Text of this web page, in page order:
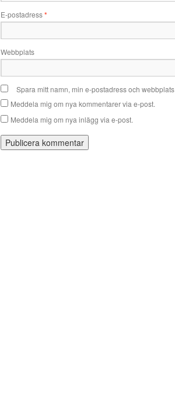
E-postadress*
Webbplats
Spara mitt namn, min e-postadress och
Meddela mig om nya kommentarer via e-post.
Meddela mig om nya inlägg via e-post.